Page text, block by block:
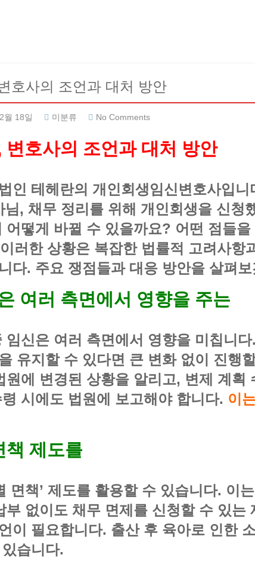
호사의 조언과 대처 방안
월 18일 미분류 No Comments
변호사의 조언과 대처 방안
인 테헤란의 개인회생임신변호사입
님, 채무 정리를 위해 개인회생을 신청
어떻게 바뀔 수 있을까요? 어떤 점들
러한 상황은 복잡한 법률적 고려사
다. 주요 쟁점들과 대응 방안을 살펴
여러 측면에서 영향을 주는
임신은 여러 측면에서 영향을 미칩니
유지할 수 있다면 큰 변화 없이 진행
원에 변경된 상황을 알리고, 변제 계
시에도 법원에 보고해야 합니다. 이
책 제도를
면책’ 제도를 활용할 수 있습니다. 이
부 없이도 채무 면제를 신청할 수 있
이 필요합니다. 출산 후 육아로 인한
습니다.